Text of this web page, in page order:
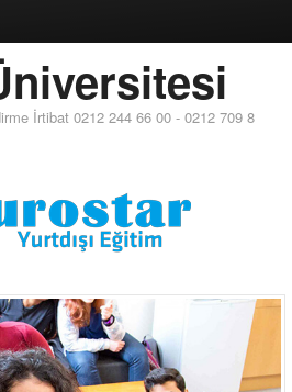
İrtibat 0212 244 66 00 - 0212 709 8